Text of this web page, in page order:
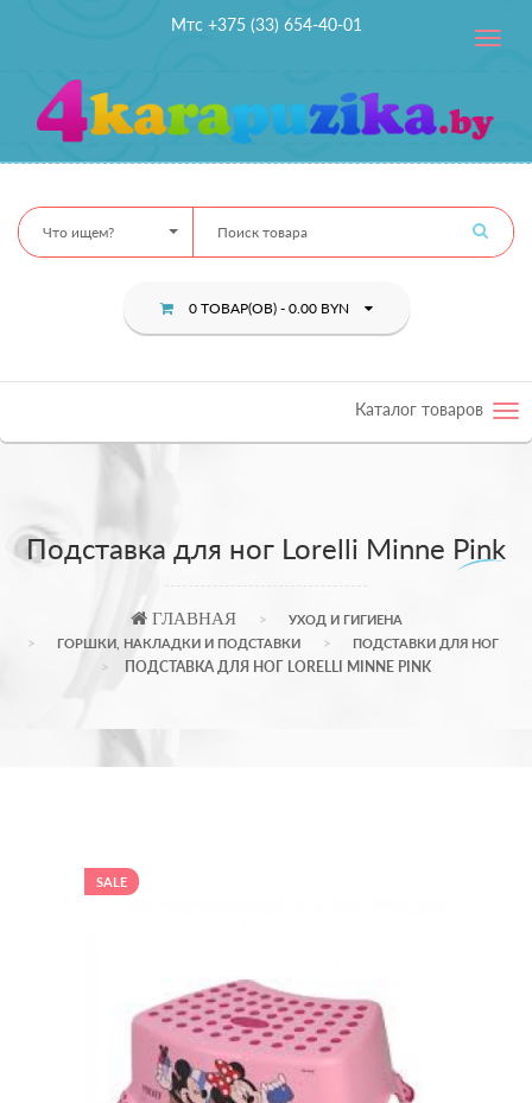
Мтс +375 (33) 654-40-01
Toggle
Что ищем?
0 ТОВАР(ОВ) - 0.00 BYN
Каталог товаров
Подставка для ног Lorelli Minne Pink
ГЛАВНАЯ
УХОД И ГИГИЕНА
ГОРШКИ, НАКЛАДКИ И ПОДСТАВКИ
ПОДСТАВКИ ДЛЯ НОГ
ПОДСТАВКА ДЛЯ НОГ LORELLI MINNE PINK
SALE